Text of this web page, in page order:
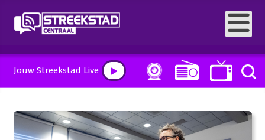
Jouw Streekstad Live